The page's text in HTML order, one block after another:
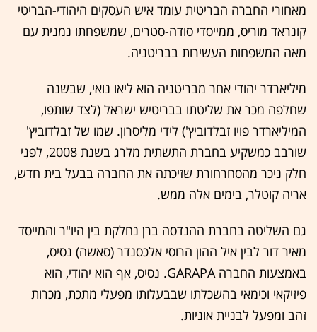
מאחורי החברה הבריטית עומד איש העסקים היהודי-הבריטי
קונראד מוריס, ממייסדי סודה-סטרים, שמשפחתו נמנית עם
מאה המשפחות העשירות בבריטניה.
מיליארדר יהודי אחר מבריטניה הוא ליאו נואי, שבשנה
שחלפה מכר את שליטתו בבריטיש ישראל (לצד שותפו,
המיליארדר פויו זבלדוביץ') לידי מליסרון. שמו של זבלדוביץ'
שורבב כמשקיע בחברת התשתית מלרג בשנת 2008, לפני
חלק ניכר מהסחרחורת שזיכתה את החברה בבעל בית חדש,
אריה קוטלר, בימים אלה ממש.
גם השליטה בחברת ההנדסה ברן נחלקת בין היו"ר והמייסד
מאיר דור לבין איל ההון הרוסי אלכסנדר (סאשה) נסיס,
באמצעות החברה GARAPA. נסיס, אף הוא יהודי, הוא
פיזיקאי וכימאי בהשכלתו שבבעלותו מפעלי מתכת, מכרות
זהב ומפעל לבניית אוניות.